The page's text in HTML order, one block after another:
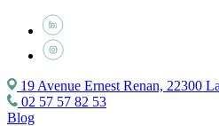
19 Avenue Ernest Renan, 22300
02 57 57 82 53
Blog